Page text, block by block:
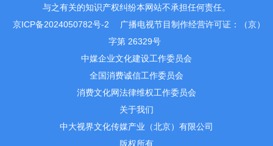
与之有关的知识产权纠纷本网站不承担任何责任。
京ICP备2024050782号-2
广播电视节目制作经营许可证：（京）
字第 26329号
中媒企业文化建设工作委员会
全国消费诚信工作委员会
消费文化网法律维权工作委员会
关于我们
中大视界文化传媒产业（北京）有限公司
版权所有